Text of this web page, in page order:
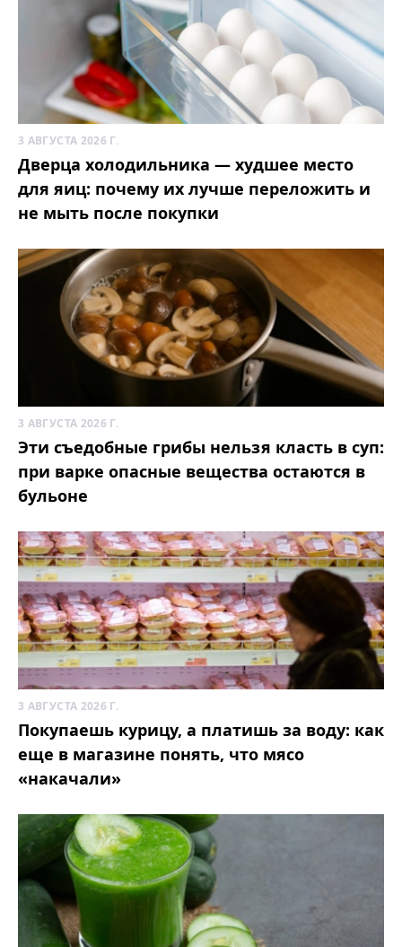
3 АВГУСТА 2026 Г.
Дверца холодильника — худшее место
для яиц: почему их лучше переложить и
не мыть после покупки
3 АВГУСТА 2026 Г.
Эти съедобные грибы нельзя класть в суп:
при варке опасные вещества остаются в
бульоне
3 АВГУСТА 2026 Г.
Покупаешь курицу, а платишь за воду: как
еще в магазине понять, что мясо
«накачали»